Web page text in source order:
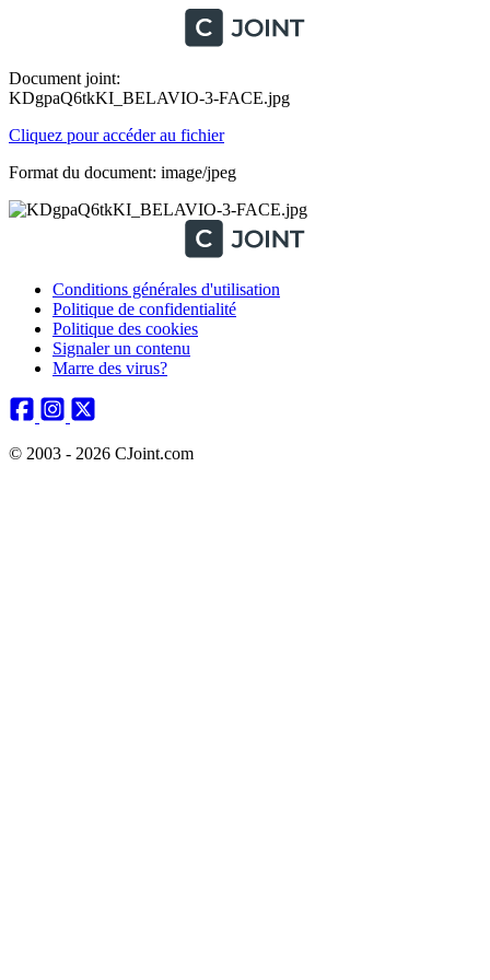
Document joint:
KDgpaQ6tkKI_BELAVIO-3-FACE.jpg
Cliquez pour accéder au fichier
Format du document: image/jpeg
Conditions générales d'utilisation
Politique de confidentialité
Politique des cookies
Signaler un contenu
Marre des virus?
© 2003 - 2026 CJoint.com